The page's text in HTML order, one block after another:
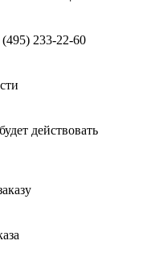
233-22-60
действовать